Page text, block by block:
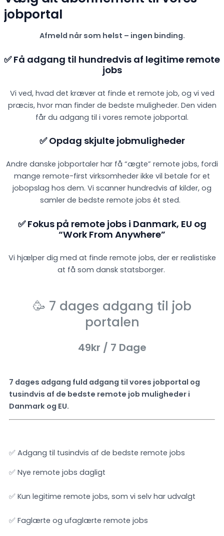
jobportal
Afmeld når som helst – ingen binding.
✅ Få adgang til hundredvis af legitime remote
jobs
Vi ved, hvad det kræver at finde et remote job, og vi ved
præcis, hvor man finder de bedste muligheder. Den viden
får du adgang til i vores remote jobportal.
✅ Opdag skjulte jobmuligheder
Andre danske jobportaler har få “ægte” remote jobs, fordi
mange remote-first virksomheder ikke vil betale for et
jobopslag hos dem. Vi scanner hundredvis af kilder, og
samler de bedste remote jobs ét sted.
✅ Fokus på remote jobs i Danmark, EU og
“Work From Anywhere”
Vi hjælper dig med at finde remote jobs, der er realistiske
at få som dansk statsborger.
🥳 7 dages adgang til job
portalen
49kr / 7 Dage
7 dages adgang fuld adgang til vores jobportal og
tusindvis af de bedste remote job muligheder i
Danmark og EU.
✅ Adgang til tusindvis af de bedste remote jobs
✅ Nye remote jobs dagligt
✅ Kun legitime remote jobs, som vi selv har udvalgt
✅ Faglærte og ufaglærte remote jobs